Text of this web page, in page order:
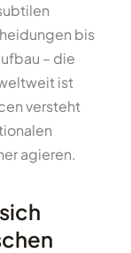
bis
– die
ist
versteht
agieren.